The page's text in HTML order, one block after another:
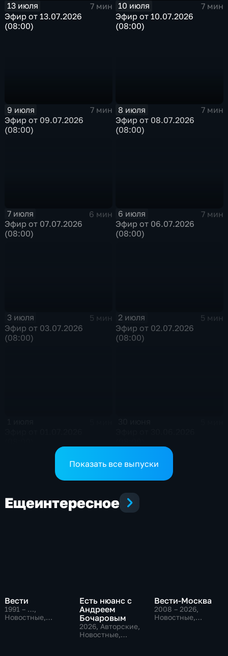
13 июля
7 мин
Эфир от 13.07.2026
(08:00)
10 июля
7 мин
Эфир от 10.07.2026
(08:00)
9 июля
7 мин
Эфир от 09.07.2026
(08:00)
8 июля
7 мин
Эфир от 08.07.2026
(08:00)
7 июля
6 мин
Эфир от 07.07.2026
(08:00)
6 июля
7 мин
Эфир от 06.07.2026
(08:00)
3 июля
5 мин
Эфир от 03.07.2026
(08:00)
2 июля
5 мин
Эфир от 02.07.2026
(08:00)
Показать все выпуски
Ещеинтересное
Вести
1991 – …,
Новостные,
Есть нюанс с
Андреем
Бочаровым
2026, Авторские,
Новостные,
Вести-Москва
2008 – 2026,
Новостные,